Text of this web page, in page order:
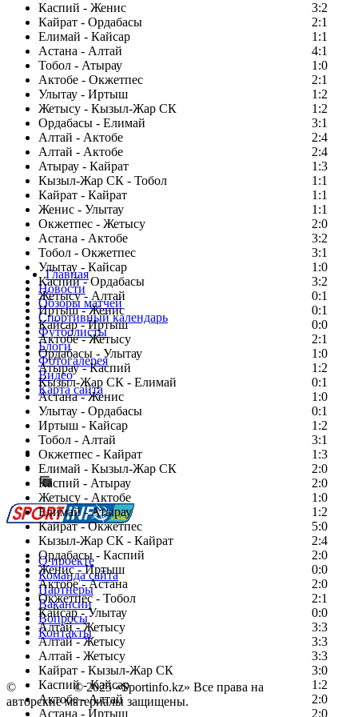
Каспий - Женис
3:2
Кайрат - Ордабасы
2:1
Елимай - Кайсар
1:1
Астана - Алтай
4:1
Тобол - Атырау
1:0
Актобе - Окжетпес
2:1
Улытау - Иртыш
1:2
Жетысу - Кызыл-Жар СК
1:2
Ордабасы - Елимай
3:1
Алтай - Актобе
2:4
Алтай - Актобе
2:4
Атырау - Кайрат
1:3
Кызыл-Жар СК - Тобол
1:1
Кайрат - Кайрат
1:1
Женис - Улытау
1:1
Окжетпес - Жетысу
2:0
Астана - Актобе
3:2
Тобол - Окжетпес
3:1
Улытау - Кайсар
1:0
Каспий - Ордабасы
3:2
Жетысу - Алтай
0:1
Иртыш - Женис
0:1
Кайсар - Иртыш
0:0
Актобе - Жетысу
2:1
Ордабасы - Улытау
1:0
Атырау - Каспий
1:2
Кызыл-Жар СК - Елимай
0:1
Астана - Женис
1:0
Улытау - Ордабасы
0:1
Иртыш - Кайсар
1:2
Тобол - Алтай
3:1
Окжетпес - Кайрат
1:3
Елимай - Кызыл-Жар СК
2:0
Каспий - Атырау
2:0
Жетысу - Актобе
1:0
Елимай - Атырау
1:2
Кайрат - Окжетпес
5:0
Кызыл-Жар СК - Кайрат
2:4
Ордабасы - Каспий
2:0
Женис - Иртыш
0:0
Актобе - Астана
2:0
Окжетпес - Тобол
2:1
Кайсар - Улытау
0:0
Алтай - Жетысу
3:3
Алтай - Жетысу
3:3
Алтай - Жетысу
3:3
Кайрат - Кызыл-Жар СК
3:0
Каспий - Кайсар
1:2
Актобе - Алтай
2:0
Астана - Иртыш
2:0
Главная
Новости
Обзоры матчей
Спортивный календарь
Футболисты
Блоги
Фотогалерея
Видео
Карта сайта
Есть идея?
Сообщить о мероприятии
Перейти на старый сайт
О проекте
Команда сайта
Партнеры
Вакансии
Вопросы
Контакты
© Copyright© 2025 «Sportinfo.kz» Все права на
авторские материалы защищены.